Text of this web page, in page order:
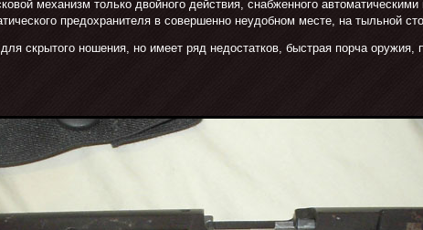
механизм только двойного действия, снабженного
предохранителя в совершенно неудобном месте, на тыльной
скрытого ношения, но имеет ряд недостатков, быстрая порча